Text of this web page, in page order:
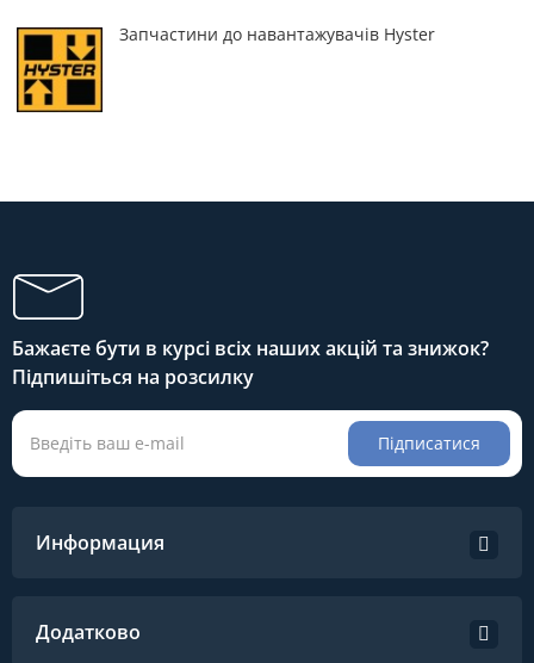
Запчастини до навантажувачів Hyster
Бажаєте бути в курсі всіх наших акцій та знижок?
Підпишіться на розсилку
Підписатися
Информация
Додатково